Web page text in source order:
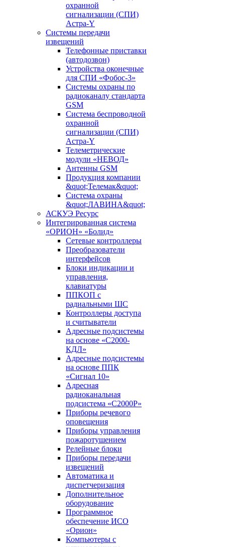
охранной
сигнализации (СПИ)
Астра-Y
Системы передачи
извещений
Телефонные приставки
(автодозвон)
Устройства оконечные
для СПИ «Фобос-3»
Системы охраны по
радиоканалу стандарта
GSM
Система беспроводной
охранной
сигнализации (СПИ)
Астра-Y
Телеметрические
модули «НЕВОД»
Антенны GSM
Продукция компании
&quot;Телемак&quot;
Система охраны
&quot;ЛАВИНА&quot;
АСКУЭ Ресурс
Интегрированная система
«ОРИОН» «Болид»
Сетевые контроллеры
Преобразователи
интерфейсов
Блоки индикации и
управления,
клавиатуры
ППКОП с
радиальными ШС
Контроллеры доступа
и считыватели
Адресные подсистемы
на основе «С2000-
КДЛ»
Адресные подсистемы
на основе ППК
«Сигнал 10»
Адресная
радиоканальная
подсистема «С2000Р»
Приборы речевого
оповещения
Приборы управления
пожаротушением
Релейные блоки
Приборы передачи
извещений
Автоматика и
диспетчеризация
Дополнительное
оборудование
Программное
обеспечение ИСО
«Орион»
Компьютеры с